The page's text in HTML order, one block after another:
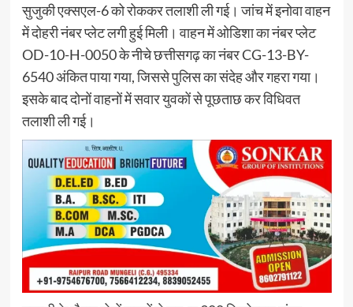
सुजुकी एक्सएल-6 को रोककर तलाशी ली गई। जांच में इनोवा वाहन
में दोहरी नंबर प्लेट लगी हुई मिली। वाहन में ओडिशा का नंबर प्लेट
OD-10-H-0050 के नीचे छत्तीसगढ़ का नंबर CG-13-BY-
6540 अंकित पाया गया, जिससे पुलिस का संदेह और गहरा गया।
इसके बाद दोनों वाहनों में सवार युवकों से पूछताछ कर विधिवत
तलाशी ली गई।